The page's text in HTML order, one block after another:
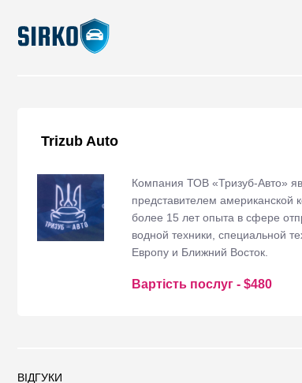
Trizub Auto
Компания ТОВ «Тризуб-Авто»
представителем
более 15 лет опыта в сфере
водной техники, специальной
Европу и Ближний Восток.
Вартість послуг - $480
ВІДГУКИ